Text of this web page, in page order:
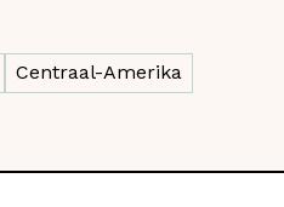
Centraal-Amerika